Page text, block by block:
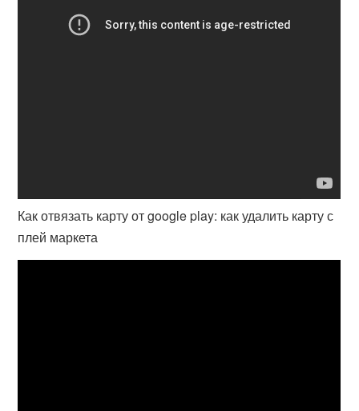
Как отвязать карту от google play: как удалить карту с
плей маркета